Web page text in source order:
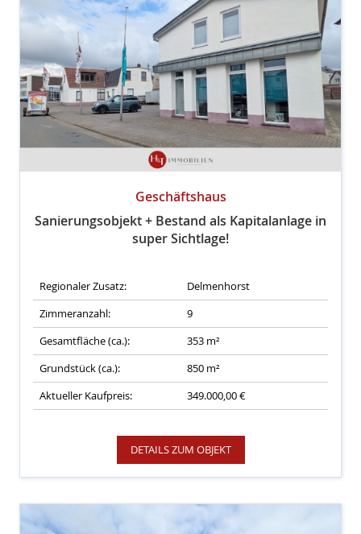
Geschäftshaus
Sanierungsobjekt + Bestand als Kapitalanlage in
super Sichtlage!
Regionaler Zusatz:
Delmenhorst
Zimmeranzahl:
9
Gesamtfläche (ca.):
353 m²
Grundstück (ca.):
850 m²
Aktueller Kaufpreis:
349.000,00 €
DETAILS ZUM OBJEKT